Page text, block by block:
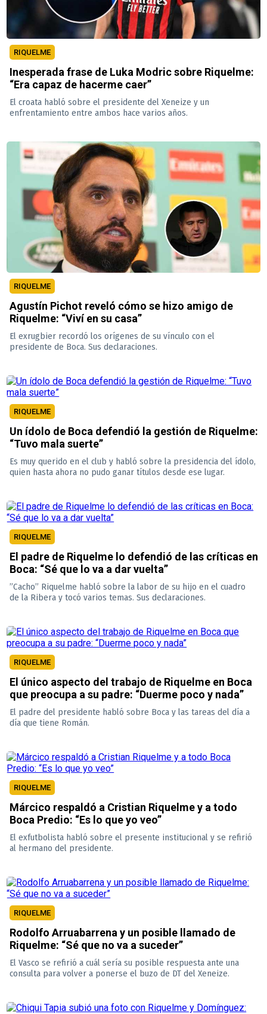
RIQUELME
Inesperada frase de Luka Modric sobre Riquelme:
“Era capaz de hacerme caer”
El croata habló sobre el presidente del Xeneize y un
enfrentamiento entre ambos hace varios años.
RIQUELME
Agustín Pichot reveló cómo se hizo amigo de
Riquelme: “Viví en su casa”
El exrugbier recordó los orígenes de su vínculo con el
presidente de Boca. Sus declaraciones.
RIQUELME
Un ídolo de Boca defendió la gestión de Riquelme:
“Tuvo mala suerte”
Es muy querido en el club y habló sobre la presidencia del ídolo,
quien hasta ahora no pudo ganar títulos desde ese lugar.
RIQUELME
El padre de Riquelme lo defendió de las críticas en
Boca: “Sé que lo va a dar vuelta”
”Cacho” Riquelme habló sobre la labor de su hijo en el cuadro
de la Ribera y tocó varios temas. Sus declaraciones.
RIQUELME
El único aspecto del trabajo de Riquelme en Boca
que preocupa a su padre: “Duerme poco y nada”
El padre del presidente habló sobre Boca y las tareas del día a
día que tiene Román.
RIQUELME
Márcico respaldó a Cristian Riquelme y a todo
Boca Predio: “Es lo que yo veo”
El exfutbolista habló sobre el presente institucional y se refirió
al hermano del presidente.
RIQUELME
Rodolfo Arruabarrena y un posible llamado de
Riquelme: “Sé que no va a suceder”
El Vasco se refirió a cuál sería su posible respuesta ante una
consulta para volver a ponerse el buzo de DT del Xeneize.